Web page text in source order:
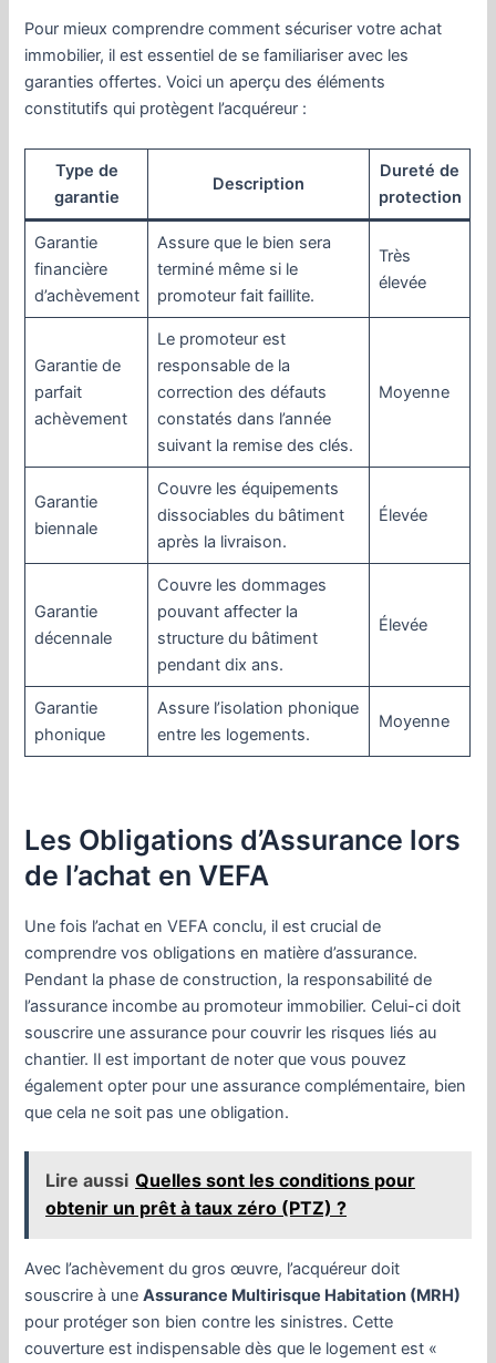
Pour mieux comprendre comment sécuriser votre achat
immobilier, il est essentiel de se familiariser avec les
garanties offertes. Voici un aperçu des éléments
constitutifs qui protègent l’acquéreur :
Type de
garantie
Description
Dureté de
protection
Garantie
financière
d’achèvement
Assure que le bien sera
terminé même si le
promoteur fait faillite.
Très
élevée
Garantie de
parfait
achèvement
Le promoteur est
responsable de la
correction des défauts
constatés dans l’année
suivant la remise des clés.
Moyenne
Garantie
biennale
Couvre les équipements
dissociables du bâtiment
après la livraison.
Élevée
Garantie
décennale
Couvre les dommages
pouvant affecter la
structure du bâtiment
pendant dix ans.
Élevée
Garantie
phonique
Assure l’isolation phonique
entre les logements.
Moyenne
Les Obligations d’Assurance lors
de l’achat en VEFA
Une fois l’achat en VEFA conclu, il est crucial de
comprendre vos obligations en matière d’assurance.
Pendant la phase de construction, la responsabilité de
l’assurance incombe au promoteur immobilier. Celui-ci doit
souscrire une assurance pour couvrir les risques liés au
chantier. Il est important de noter que vous pouvez
également opter pour une assurance complémentaire, bien
que cela ne soit pas une obligation.
Lire aussi Quelles sont les conditions pour
obtenir un prêt à taux zéro (PTZ) ?
Avec l’achèvement du gros œuvre, l’acquéreur doit
souscrire à uneAssurance Multirisque Habitation (MRH)
pour protéger son bien contre les sinistres. Cette
couverture est indispensable dès que le logement est «